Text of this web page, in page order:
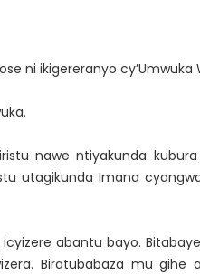
ni ikigereranyo cy’Umwuka
nawe ntiyakunda
utagikunda Imana
abantu bayo.
Biratubabaza mu